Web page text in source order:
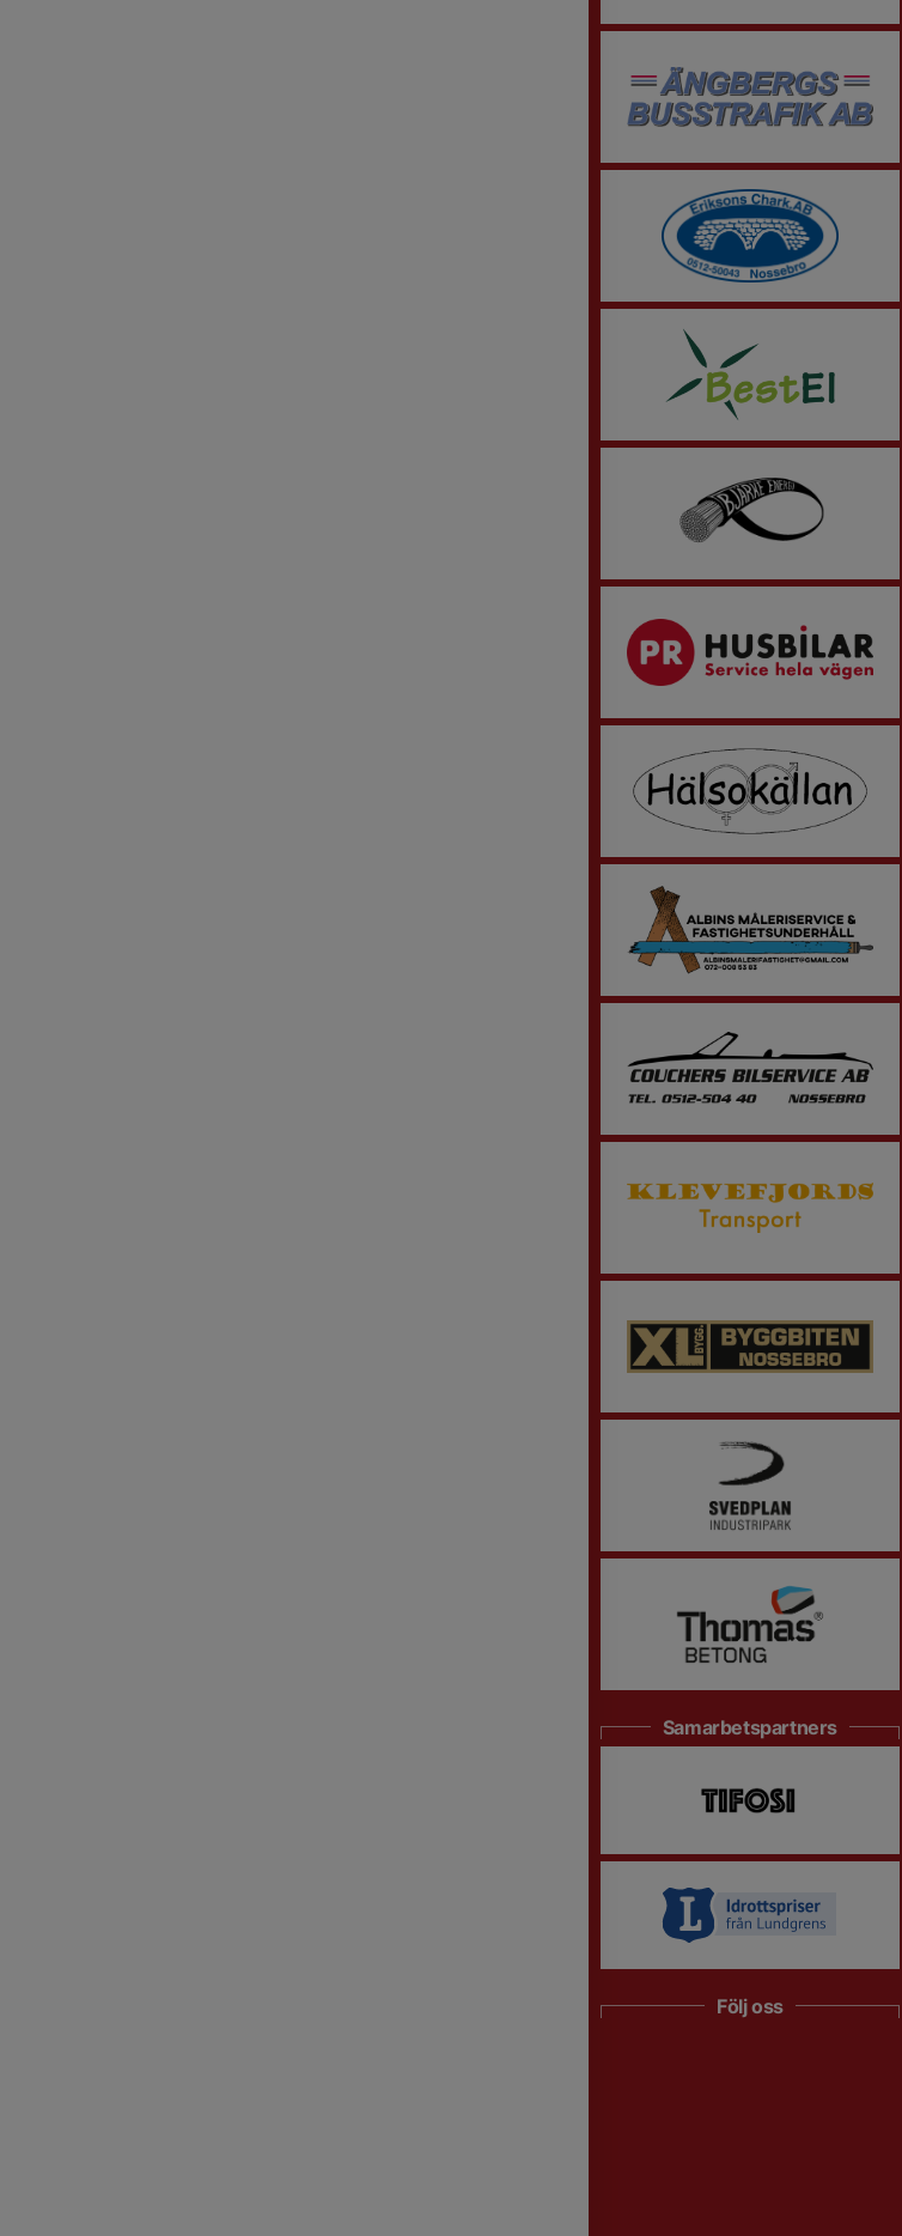
Samarbetspartners
Följ oss